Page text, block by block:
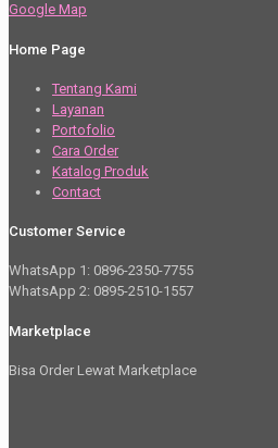
Google Map
Home Page
Tentang Kami
Layanan
Portofolio
Cara Order
Katalog Produk
Contact
Customer Service
WhatsApp 1: 0896-2350-7755
WhatsApp 2: 0895-2510-1557
Marketplace
Bisa Order Lewat Marketplace